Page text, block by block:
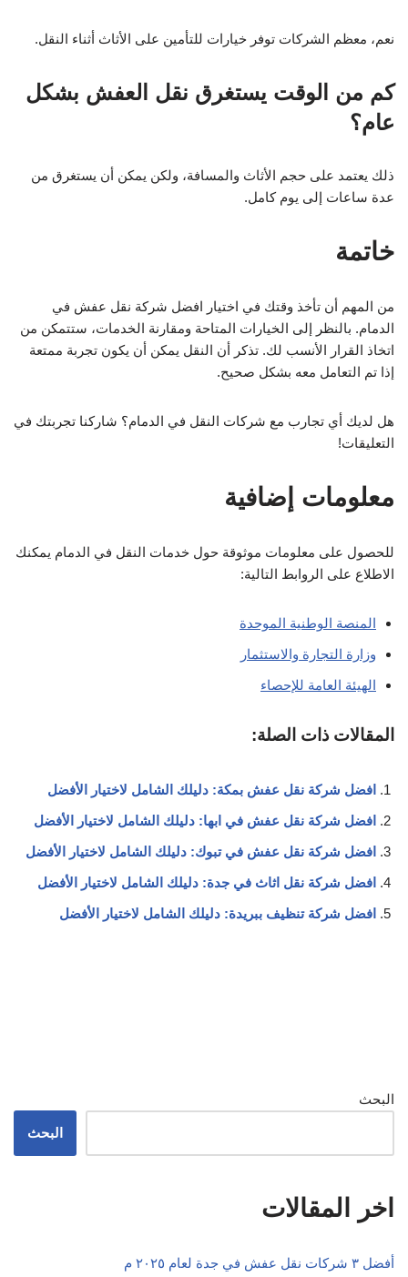
نعم، معظم الشركات توفر خيارات للتأمين على الأثاث أثناء النقل.
كم من الوقت يستغرق نقل العفش بشكل
عام؟
ذلك يعتمد على حجم الأثاث والمسافة، ولكن يمكن أن يستغرق من
عدة ساعات إلى يوم كامل.
خاتمة
من المهم أن تأخذ وقتك في اختيار افضل شركة نقل عفش في
الدمام. بالنظر إلى الخيارات المتاحة ومقارنة الخدمات، ستتمكن من
اتخاذ القرار الأنسب لك. تذكر أن النقل يمكن أن يكون تجربة ممتعة
إذا تم التعامل معه بشكل صحيح.
هل لديك أي تجارب مع شركات النقل في الدمام؟ شاركنا تجربتك في
التعليقات!
معلومات إضافية
للحصول على معلومات موثوقة حول خدمات النقل في الدمام يمكنك
الاطلاع على الروابط التالية:
المنصة الوطنية الموحدة
وزارة التجارة والاستثمار
الهيئة العامة للإحصاء
المقالات ذات الصلة:
افضل شركة نقل عفش بمكة: دليلك الشامل لاختيار الأفضل
افضل شركة نقل عفش في ابها: دليلك الشامل لاختيار الأفضل
افضل شركة نقل عفش في تبوك: دليلك الشامل لاختيار الأفضل
افضل شركة نقل اثاث في جدة: دليلك الشامل لاختيار الأفضل
افضل شركة تنظيف ببريدة: دليلك الشامل لاختيار الأفضل
البحث
البحث
اخر المقالات
أفضل ٣ شركات نقل عفش في جدة لعام ٢٠٢٥ م